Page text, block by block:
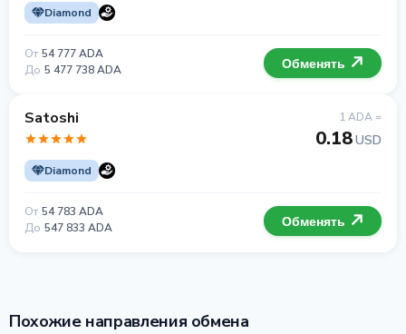
Diamond
От 54 777 ADA
До 5 477 738 ADA Обменять
Satoshi
Diamond
1 ADA =
0.18USD
От 54 783 ADA
До 547 833 ADA Обменять
Похожие направления обмена